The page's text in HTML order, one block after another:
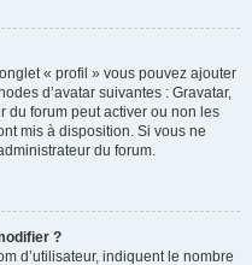
« profil » vous pouvez ajouter
d’avatar suivantes : Gravatar,
du forum peut activer ou non les
mis à disposition. Si vous ne
du forum.
?
d’utilisateur, indiquent le nombre